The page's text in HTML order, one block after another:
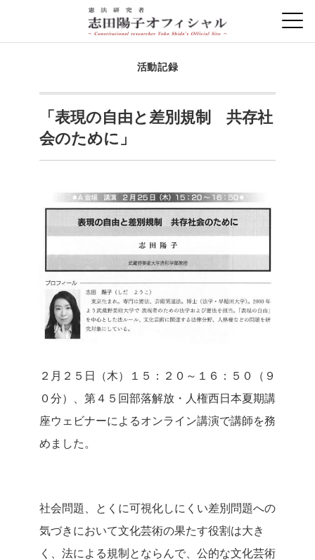
活動記録
「表現の自由と差別規制 共存社
会のために」
２月２５日（木）１５：２０～１６：５０（９
０分）、第４５回部落解放・人権西日本夏期講
座ウェビナーによるオンライン講演で講師を務
めました。
社会問題、とくに可視化しにくい差別問題への
気づきにおいて文化芸術の果たす役割は大き
く、法による規制とならんで、公的な文化芸術